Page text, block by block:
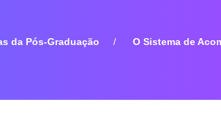
da Pós-Graduação
O Sistema de